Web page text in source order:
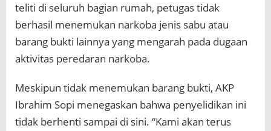
teliti di seluruh bagian rumah, petugas tidak
berhasil menemukan narkoba jenis sabu atau
barang bukti lainnya yang mengarah pada dugaan
aktivitas peredaran narkoba.
Meskipun tidak menemukan barang bukti, AKP
Ibrahim Sopi menegaskan bahwa penyelidikan ini
tidak berhenti sampai di sini. “Kami akan terus